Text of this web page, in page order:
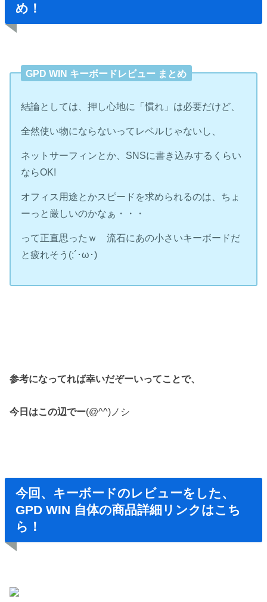
め！
GPD WIN キーボードレビュー まとめ
結論としては、押し心地に「慣れ」は必要だけど、
全然使い物にならないってレベルじゃないし、
ネットサーフィンとか、SNSに書き込みするくらい
ならOK!
オフィス用途とかスピードを求められるのは、ちょ
ーっと厳しいのかなぁ・・・
って正直思ったｗ 流石にあの小さいキーボードだ
と疲れそう(;´･ω･)
参考になってれば幸いだぞーいってことで、
今日はこの辺でー(@^^)ノシ
今回、キーボードのレビューをした、
GPD WIN 自体の商品詳細リンクはこち
ら！